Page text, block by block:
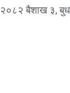
२०८२ बैशाख ३,